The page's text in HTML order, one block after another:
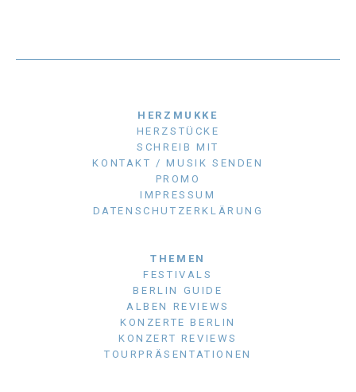
HERZMUKKE
HERZSTÜCKE
SCHREIB MIT
KONTAKT / MUSIK SENDEN
PROMO
IMPRESSUM
DATENSCHUTZERKLÄRUNG
THEMEN
FESTIVALS
BERLIN GUIDE
ALBEN REVIEWS
KONZERTE BERLIN
KONZERT REVIEWS
TOURPRÄSENTATIONEN